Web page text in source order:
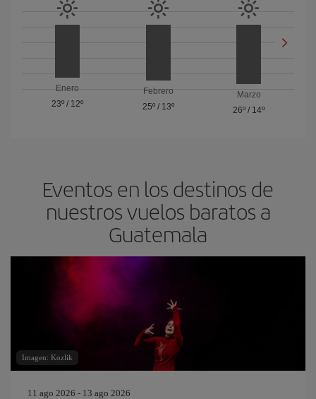
Enero
23º/ 12º
Febrero
25º/ 13º
Marzo
26º / 14º
Eventos en los destinos de
nuestros vuelos baratos a
Guatemala
Imagen: Kozlik
11 ago 2026 - 13 ago 2026